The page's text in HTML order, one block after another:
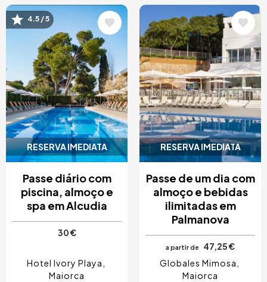
RESERVA IMEDIATA
Imagem
4.5 / 5
Passe diário com
piscina, almoço e
spa em Alcudia
30 €
Hotel Ivory Playa
Maiorca
RESERVA IMEDIATA
Imagem
Passe de um dia com
almoço e bebidas
ilimitadas em
Palmanova
a partir de
47,25 €
Globales Mimosa
Maiorca